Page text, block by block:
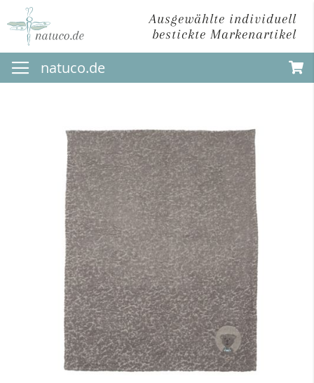
Ausgewählte individuell
bestickte Markenartikel
Direkt
zum
Inhalt
natuco.de
Bildergalerie